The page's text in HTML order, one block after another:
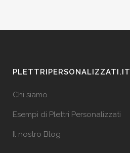
PLETTRIPERSONALIZZATI.IT
Chi siamo
Esempi di Plettri Personalizzati
Il nostro Blog